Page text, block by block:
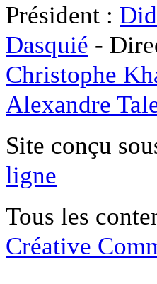
Président :
Dasquié -
Christophe
Alexandre
Site conçu
ligne
Tous les
Créative